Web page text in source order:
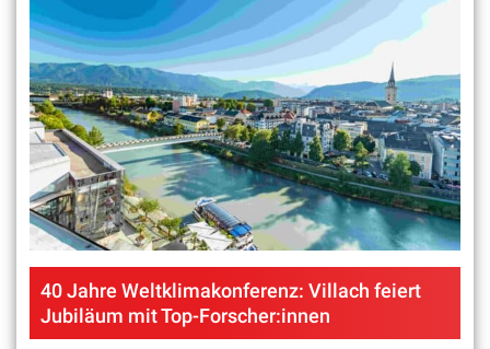
40 Jahre Weltklimakonferenz: Villach feiert
Jubiläum mit Top-Forscher:innen